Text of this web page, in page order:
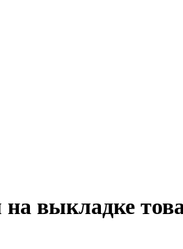
на выкладке